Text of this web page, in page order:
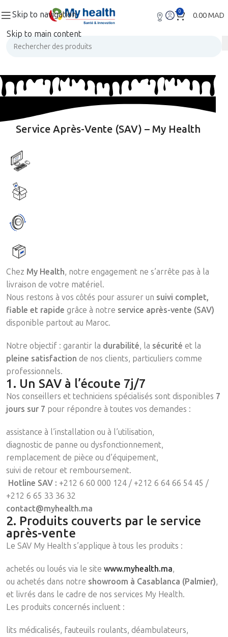
Skip to navigation
Skip to main content
0 0.00MAD
Service Après-Vente (SAV) – My Health
Chez My Health, notre engagement ne s’arrête pas à la
livraison de votre matériel.
Nous restons à vos côtés pour assurer un suivi complet,
fiable et rapide grâce à notre service après-vente (SAV)
disponible partout au Maroc.
Notre objectif : garantir la durabilité, la sécurité et la
pleine satisfaction de nos clients, particuliers comme
professionnels.
1. Un SAV à l’écoute 7j/7
Nos conseillers et techniciens spécialisés sont disponibles 7
jours sur 7 pour répondre à toutes vos demandes :
assistance à l’installation ou à l’utilisation,
diagnostic de panne ou dysfonctionnement,
remplacement de pièce ou d’équipement,
suivi de retour et remboursement.
Hotline SAV : +212 6 60 000 124 / +212 6 64 66 54 45 /
+212 6 65 33 36 32
contact@myhealth.ma
2. Produits couverts par le service
après-vente
Le SAV My Health s’applique à tous les produits :
achetés ou loués via le site www.myhealth.ma,
ou achetés dans notre showroom à Casablanca (Palmier),
et livrés dans le cadre de nos services My Health.
Les produits concernés incluent :
lits médicalisés, fauteuils roulants, déambulateurs,